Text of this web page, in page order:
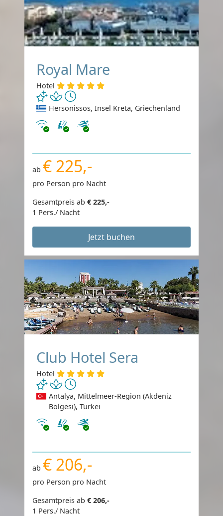
Royal Mare
Hotel
Hersonissos, Insel Kreta, Griechenland
Internet
ab € 225,-
pro Person pro Nacht
Gesamtpreis ab € 225,-
1 Pers./ Nacht
Jetzt buchen
Club Hotel Sera
Hotel
Antalya, Mittelmeer-Region (Akdeniz
Bölgesi), Türkei
Internet
ab € 206,-
pro Person pro Nacht
Gesamtpreis ab € 206,-
1 Pers./ Nacht